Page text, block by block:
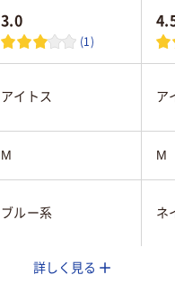
3.0
(1)
アイトス ア
M M
ブルー系 ネ
女性用詳しく見る